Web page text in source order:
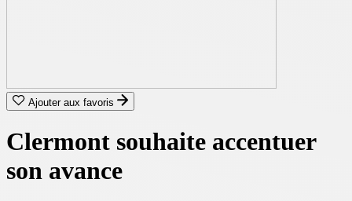
Ajouter aux favoris
Clermont souhaite accentuer
son avance